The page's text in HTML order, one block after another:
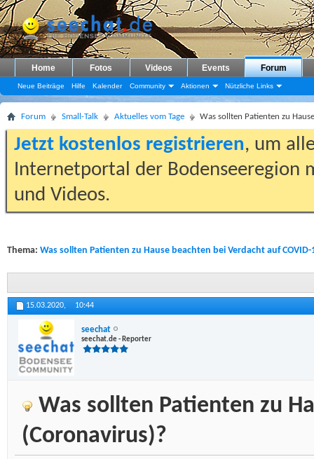
Home Fotos Videos Events Forum
Neue Beiträge Hilfe Kalender Community Aktionen Nützliche Links
Forum Small-Talk Aktuelles vom Tage Was sollten Patienten zu
Jetzt kostenlos registrieren, um
Internetportal der Bodenseeregion
und Videos.
Thema: Was sollten Patienten zu Hause beachten bei Verdacht auf
15.03.2020, 10:44
seechat
seechat.de - Reporter
Was sollten Patienten zu
(Coronavirus)?